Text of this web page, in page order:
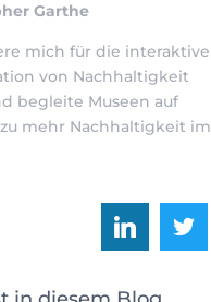
Garthe
mich für die interaktive
von Nachhaltigkeit
begleite Museen auf
mehr Nachhaltigkeit im